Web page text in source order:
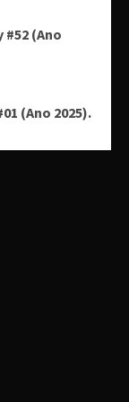
#52 (Ano
(Ano 2025).